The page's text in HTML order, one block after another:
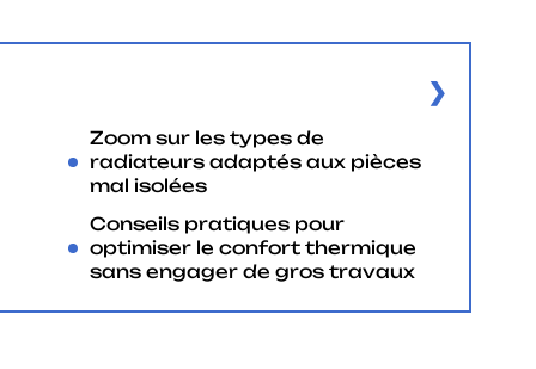
Zoom sur les types de
radiateurs adaptés aux pièces
mal isolées
Conseils pratiques pour
optimiser le confort thermique
sans engager de gros travaux